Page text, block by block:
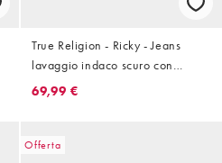
True Religion - Ricky - Jeans
lavaggio indaco scuro con
cuciture piatte e tasca con patta
69,99 €
Offerta